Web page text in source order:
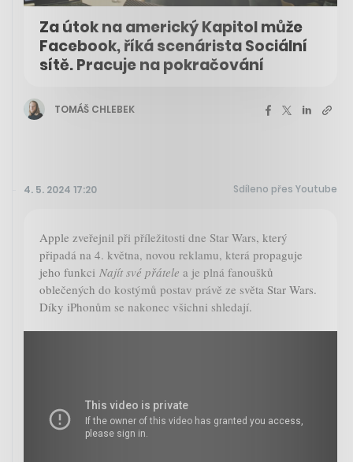
Za útok na americký Kapitol může
Facebook, říká scenárista Sociální
sítě. Pracuje na pokračování
TOMÁŠ CHLEBEK
4. 5. 2024 17:20 Sdíleno přes Youtube
Apple zveřejnil při příležitosti dne Star Wars, který
připadá na 4. května, novou reklamu, která propaguje
jeho funkci Najít své přátele a je plná fanoušků
oblečených do kostýmů postav právě ze světa Star Wars.
Díky iPhonům se nakonec všichni shledají.